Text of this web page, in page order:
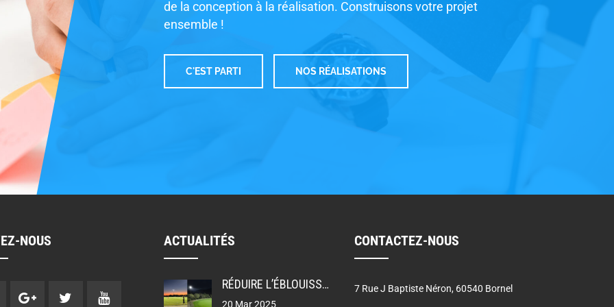
de la conception à la réalisation. Construisons votre projet
ensemble !
C'EST PARTI NOS RÉALISATIONS
NOUS ACTUALITÉS
RÉDUIRE L’ÉBLOUISSEMENT: UGR, GR ET TI DANS LA CONCEPTION DE L’ÉCLAIRAGE
20 Mar 2025
CONTACTEZ-NOUS
7 Rue J Baptiste Néron, 60540 Bornel